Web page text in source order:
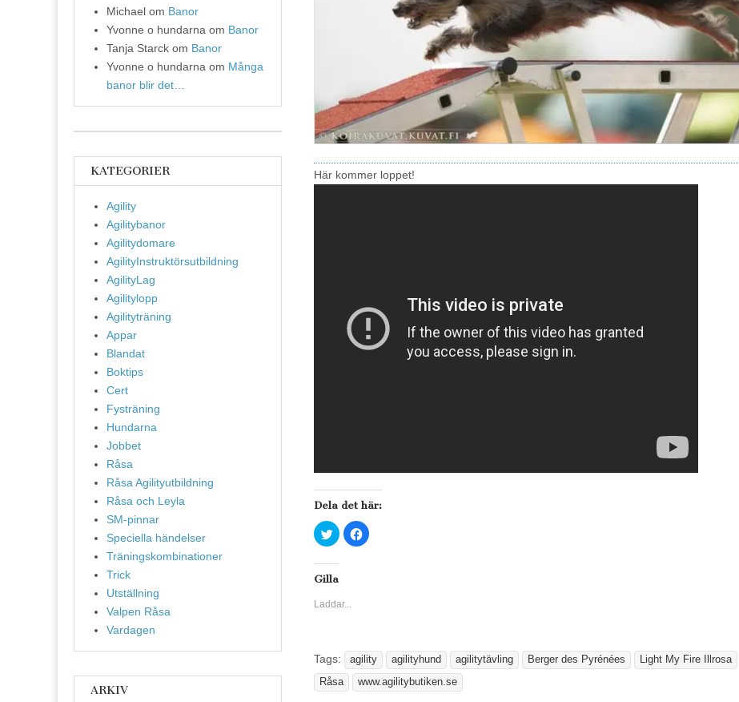
Här kommer loppet!
Dela det här:
K
l
a
ö
r
e
l
a
p
å
K
l
e
l
a
p
å
Gilla
Laddar...
Tags: agility agilityhund agilitytävling Berger des Pyrénées
Light My Fire Illrosa
Råsa
www.agilitybutiken.se
Michael om Banor
Yvonne o hundarna om Banor
Tanja Starck om Banor
Yvonne o hundarna om Många
banor blir det…
KATEGORIER
Agility
Agilitybanor
Agilitydomare
AgilityInstruktörsutbildning
AgilityLag
Agilitylopp
Agilityträning
Appar
Blandat
Boktips
Cert
Fysträning
Hundarna
Jobbet
Råsa
Råsa Agilityutbildning
Råsa och Leyla
SM-pinnar
Speciella händelser
Träningskombinationer
Trick
Utställning
Valpen Råsa
Vardagen
ARKIV